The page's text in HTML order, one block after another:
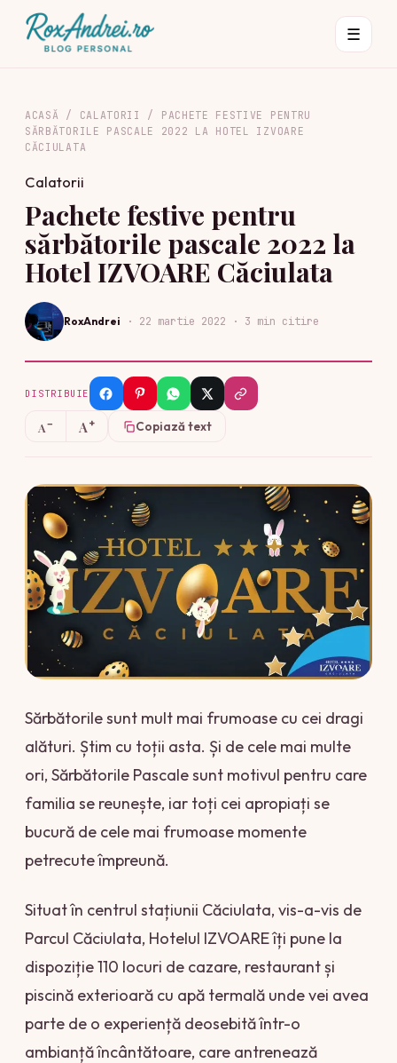
☰
ACASĂ / CALATORII / PACHETE FESTIVE PENTRU
SĂRBĂTORILE PASCALE 2022 LA HOTEL IZVOARE
CĂCIULATA
Calatorii
Pachete festive pentru
sărbătorile pascale 2022 la
Hotel IZVOARE Căciulata
RoxAndrei · 22 martie 2022 · 3 min citire
DISTRIBUIE
A− A+ Copiază text
Sărbătorile sunt mult mai frumoase cu cei dragi
alături. Știm cu toții asta. Și de cele mai multe
ori, Sărbătorile Pascale sunt motivul pentru care
familia se reunește, iar toți cei apropiați se
bucură de cele mai frumoase momente
petrecute împreună.
Situat în centrul stațiunii Căciulata, vis-a-vis de
Parcul Căciulata, Hotelul IZVOARE îți pune la
dispoziție 110 locuri de cazare, restaurant și
piscină exterioară cu apă termală unde vei avea
parte de o experiență deosebită într-o
ambianță încântătoare, care antrenează